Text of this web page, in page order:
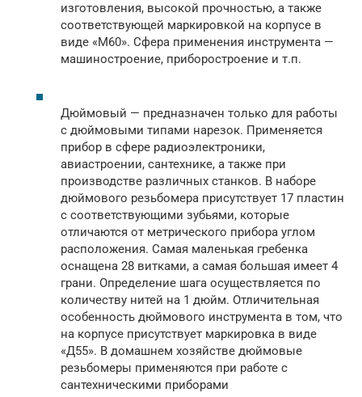
изготовления, высокой прочностью, а также
соответствующей маркировкой на корпусе в
виде «М60». Сфера применения инструмента —
машиностроение, приборостроение и т.п.
Дюймовый — предназначен только для работы
с дюймовыми типами нарезок. Применяется
прибор в сфере радиоэлектроники,
авиастроении, сантехнике, а также при
производстве различных станков. В наборе
дюймового резьбомера присутствует 17 пластин
с соответствующими зубьями, которые
отличаются от метрического прибора углом
расположения. Самая маленькая гребенка
оснащена 28 витками, а самая большая имеет 4
грани. Определение шага осуществляется по
количеству нитей на 1 дюйм. Отличительная
особенность дюймового инструмента в том, что
на корпусе присутствует маркировка в виде
«Д55». В домашнем хозяйстве дюймовые
резьбомеры применяются при работе с
сантехническими приборами